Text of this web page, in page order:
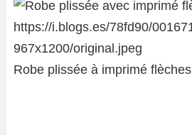
Robe plissée à imprimé flèches